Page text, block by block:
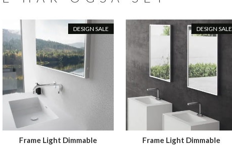
DESIGN SALE
Frame Light Dimmable
DESIGN SALE
Frame Light Dimmable